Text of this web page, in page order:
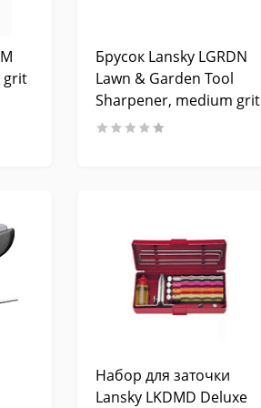
grit
Брусок Lansky LGRDN
Lawn & Garden Tool
Sharpener, medium grit
Набор для заточки
Lansky LKDMD Deluxe